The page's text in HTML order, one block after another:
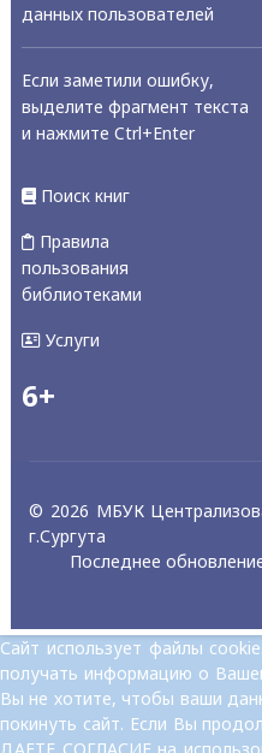
данных пользователей
Если заметили ошибку,
выделите фрагмент текста
и нажмите Ctrl+Enter
Поиск книг
Правила
пользования
библиотеками
Услуги
6+
© 2026 МБУК
г.Сургута
Последнее
Сайт использует файлы
получать информацию о
Вы не хотите, чтобы ваши
покинуть сайт. Если Вы